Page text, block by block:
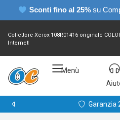
Sconti fino al 25% su
Collettore Xerox 108R01416 originale
Internet!
Menù
Garanzia